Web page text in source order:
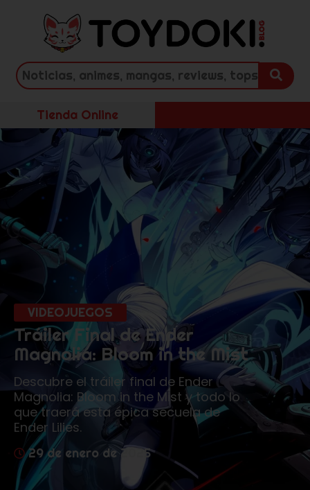
Tienda Online
VIDEOJUEGOS
Tráiler Final de Ender
Magnolia: Bloom in the Mist
Descubre el tráiler final de Ender
Magnolia: Bloom in the Mist y todo lo
que traerá esta épica secuela de
Ender Lilies.
29 de enero de 2025